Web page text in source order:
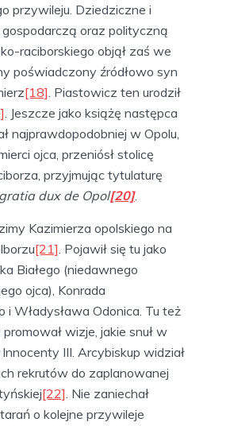
przywileju. Dziedziczne i
gospodarczą oraz polityczną
raciborskiego objął zaś we
poświadczony źródłowo syn
[18]. Piastowicz ten urodził
. Jeszcze jako książę następca
najprawdopodobniej w Opolu,
ojca, przeniósł stolicę
przyjmując tytulaturę
dux de Opol[20].
Kazimierza opolskiego na
[21]. Pojawił się tu jako
Białego (niedawnego
ojca), Konrada
i Władysława Odonica. Tu też
wizje, jakie snuł w
III. Arcybiskup widział
rekrutów do zaplanowanej
[22]. Nie zaniechał
o kolejne przywileje